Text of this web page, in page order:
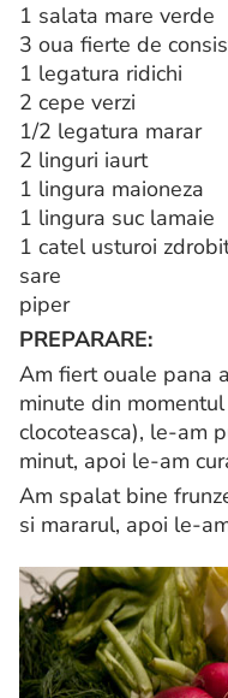
1 salata mare verde
3 oua fierte de
1 legatura ridichi
2 cepe verzi
1/2 legatura marar
2 linguri iaurt
1 lingura maioneza
1 lingura suc lamaie
1 catel usturoi
sare
piper
PREPARARE:
Am fiert ouale pana
minute din
clocoteasca), le-am
minut, apoi le-am
Am spalat bine
si mararul, apoi le-